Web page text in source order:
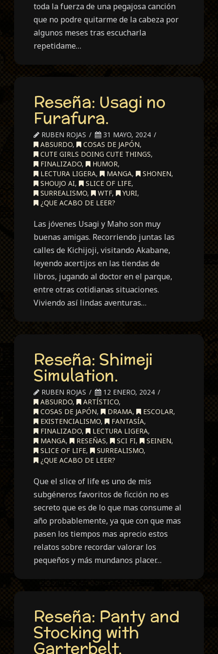
toda la fuerza de una pegajosa canción
que no podre quitarme de la cabeza por
algunos meses tras escucharla
repetidame…
Reseña: Usagi no
Furafura.
RUBEN ROJAS
31 MAYO, 2024
ABSURDO, COSAS DE JAPÓN,
CUTE GIRLS DOING CUTE THINGS,
FINALIZADO, HUMOR,
LECTURA LIGERA, MANGA, SHONEN,
SHOUJO AI, SLICE OF LIFE,
SURREALISMO, WTF, YURI,
¿QUE ACABO DE LEER?
Las jóvenes Usagi y Maho son muy
buenas amigas. Recorriendo juntas las
calles de Kichijoji, visitando Akabane,
leyendo acertijos en las tiendas de
libros, jugando al doctor en el parque,
entre otras cotidianas situaciones.
Viviendo así lindas aventuras…
Reseña: Shimeji
Simulation.
RUBEN ROJAS
12 ENERO, 2024
ABSURDO, ARTÍSTICO,
COSAS DE JAPÓN, DRAMA, ESCOLAR,
EXISTENCIALISMO, FANTASÍA,
FINALIZADO, LECTURA LIGERA,
MANGA, RESEÑAS, SCI FI, SEINEN,
SLICE OF LIFE, SURREALISMO,
¿QUE ACABO DE LEER?
Que el slice of life es uno de mis
subgéneros favoritos de ficción no es
secreto que es de lo que mas consume al
año probablemente, ya que con que mas
pasen los tiempos mas aprecio estos
relatos sobre recordar valorar los
pequeños y más mundanos placer…
Reseña: Panty and
Stocking with
Garterbelt.